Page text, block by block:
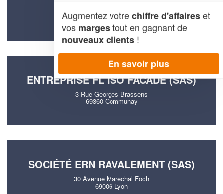
69650 Saint-Germain-au-Mont-d'Or
ENTREPRISE FL ISO FACADE (SAS)
3 Rue Georges Brassens
69360 Communay
SOCIÉTÉ ERN RAVALEMENT (SAS)
30 Avenue Marechal Foch
69006 Lyon
Augmentez votrechiffre d'affaireset
vos margestout en gagnant de
nouveaux clients !
En savoir plus